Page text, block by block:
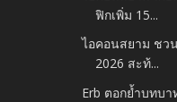
ฟิกเพิ่ม 15...
ไอคอนสยาม ชว
2026 สะท้...
Erb ตอกย้ำบทบ